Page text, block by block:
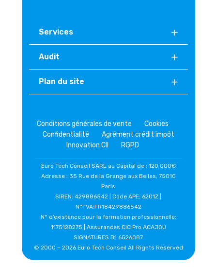
Services
Audit
Plan du site
Conditions générales de vente
Cookies
Confidentialité
Agrément crédit impôt
Innovation CII
RGPD
Euro Tech Conseil SARL au Capital de : 120 000€
Adresse : 35 Rue de la Grange aux Belles, 75010
Paris
SIREN: 429886542 | Code APE: 6201Z |
N°TVA:FR18429886542
N° d’existence pour la formation professionnelle:
1175128275 | Assurances CIC Pro ACAJOU
SIGNATURES B1 6526087
© 2000 – 2026 Euro Tech Conseil All Rights Reserved